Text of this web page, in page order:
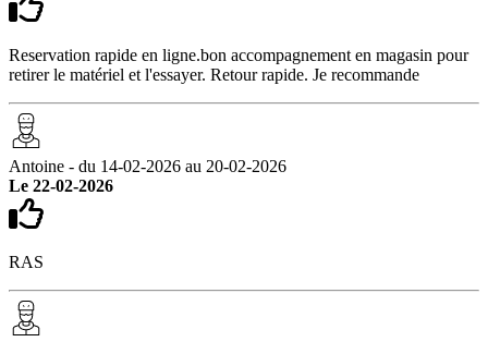
Reservation rapide en ligne.bon accompagnement en magasin pour
retirer le matériel et l'essayer. Retour rapide. Je recommande
Antoine - du 14-02-2026 au 20-02-2026
Le 22-02-2026
RAS